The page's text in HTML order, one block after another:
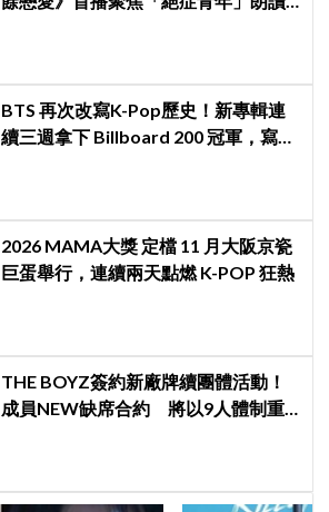
BTS 再次改寫K-Pop歷史！新專輯連
續三週拿下 Billboard 200 冠軍，寫下
2026 MAMA大獎 定檔 11 月大阪京瓷
巨蛋舉行，連續兩天點燃 K-POP 狂熱
THE BOYZ簽約新廠牌續團體活動！
成員NEW缺席合約 將以9人體制重